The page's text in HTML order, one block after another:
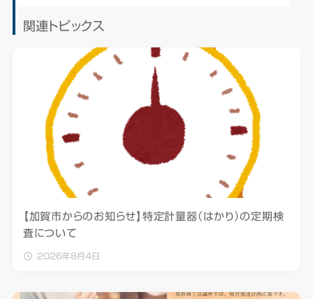
関連トピックス
【加賀市からのお知らせ】特定計量器（はかり）の定期検
査について
2026年8月4日